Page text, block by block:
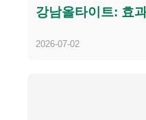
강남올타이트: 효
2026-07-02